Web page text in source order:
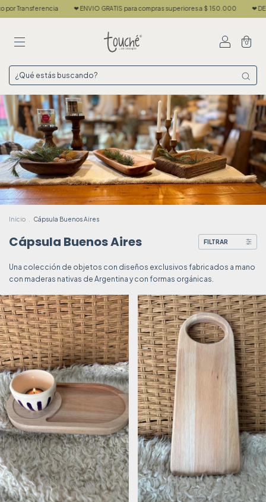
❤ ENVIO GRATIS para compras superiores a $ 150.000 ❤ DESPACHAMOS EN 24
0
Inicio Cápsula Buenos Aires
Cápsula Buenos Aires FILTRAR
Una colección de objetos con diseños exclusivos fabricados a mano
con maderas nativas de Argentina y con formas orgánicas.